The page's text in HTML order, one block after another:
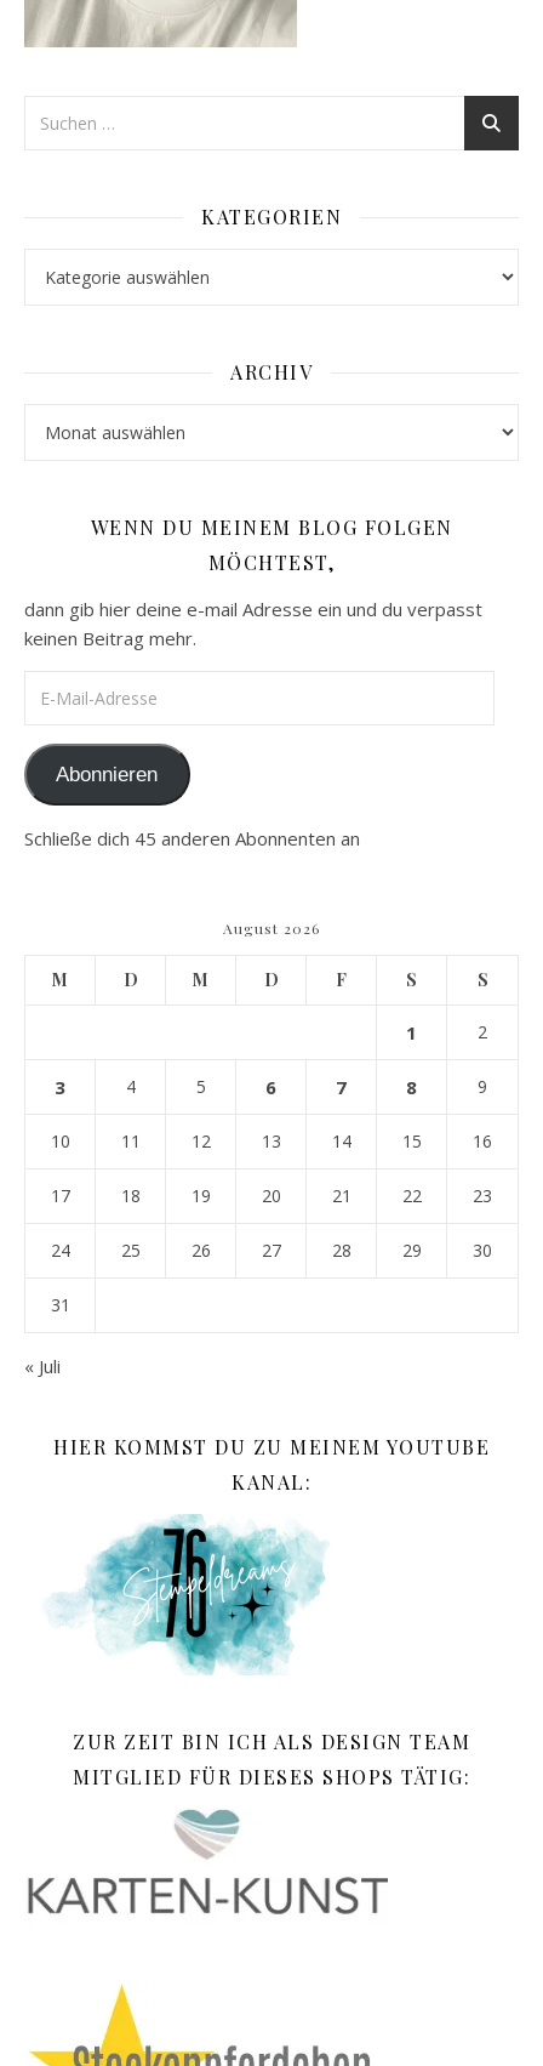
KATEGORIEN
ARCHIV
WENN DU MEINEM BLOG FOLGEN
MÖCHTEST,
dann gib hier deine e-mail Adresse ein und du verpasst
keinen Beitrag mehr.
Abonnieren
Schließe dich 45 anderen Abonnenten an
August 2026
M D M D F S S
1 2
3 4 5 6 7 8 9
10 11 12 13 14 15 16
17 18 19 20 21 22 23
24 25 26 27 28 29 30
31
« Juli
HIER KOMMST DU ZU MEINEM YOUTUBE
KANAL:
ZUR ZEIT BIN ICH ALS DESIGN TEAM
MITGLIED FÜR DIESES SHOPS TÄTIG: